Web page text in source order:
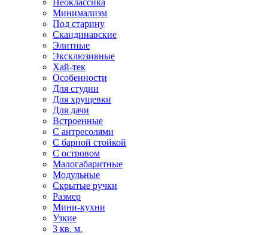
Неоклассика
Минимализм
Под старину
Скандинавские
Элитные
Эксклюзивные
Хай-тек
Особенности
Для студии
Для хрущевки
Для дачи
Встроенные
С антресолями
С барной стойкой
С островом
Малогабаритные
Модульные
Скрытые ручки
Размер
Мини-кухни
Узкие
3 кв. м.